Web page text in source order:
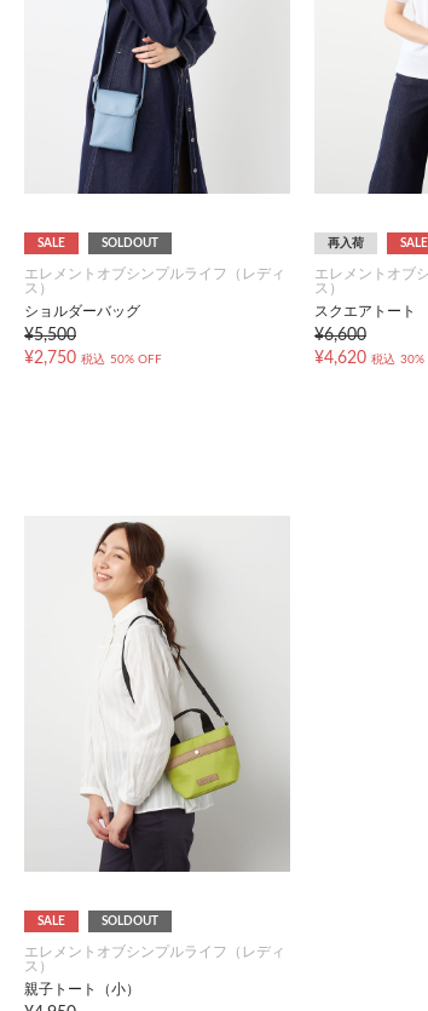
SALE SOLDOUT
エレメントオブシンプルライフ（レディ
ス）
ショルダーバッグ
¥5,500
¥2,750 税込 50% OFF
再入荷 SALE
エレメントオブ
ス）
スクエアトート
¥6,600
¥4,620 税込 30%
SALE SOLDOUT
エレメントオブシンプルライフ（レディ
ス）
親子トート（小）